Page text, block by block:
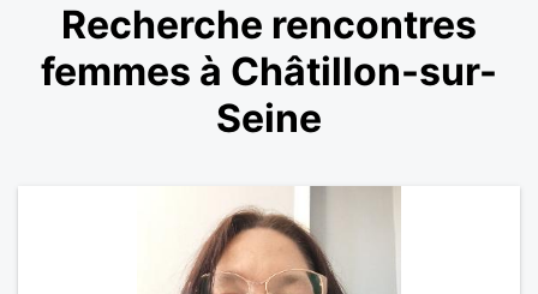
Recherche rencontres
femmes à Châtillon-sur-
Seine